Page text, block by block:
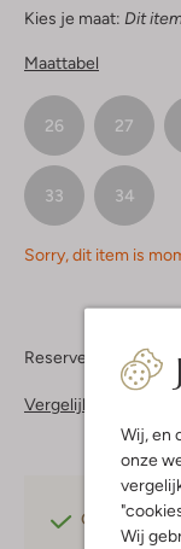
Wij, en
onze
Wij
Kies je maat: Dit
Maattabel
26 27
33 34
Sorry, dit item is
Reserveer direct in
Vergelijkbare items
Gratis